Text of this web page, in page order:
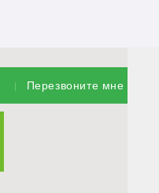
Перезвонитe мне